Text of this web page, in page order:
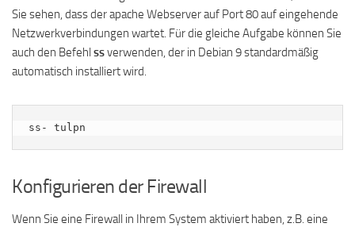
Sie sehen, dass der apache Webserver auf Port 80 auf eingehende
Netzwerkverbindungen wartet. Für die gleiche Aufgabe können Sie
auch den Befehl ssverwenden, der in Debian 9 standardmäßig
automatisch installiert wird.
ss- tulpn
Konfigurieren der Firewall
Wenn Sie eine Firewall in Ihrem System aktiviert haben, z.B. eine